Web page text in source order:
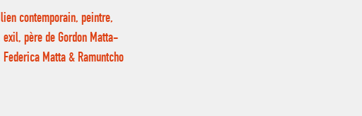
contemporain, peintre,
père de Gordon Matta-
Matta & Ramuntcho